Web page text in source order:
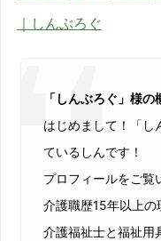
｜しんぶろぐ
「しんぶろぐ」様の
はじめまして！「し
ているしんです！
プロフィールをご覧
介護職歴15年以上の
介護福祉士と福祉用